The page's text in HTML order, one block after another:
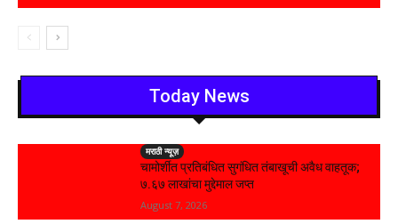
Today News
मराठी न्यूज़
चामोर्शीत प्रतिबंधित सुगंधित तंबाखूची अवैध वाहतूक;
₹७.६७ लाखांचा मुद्देमाल जप्त
August 7, 2026